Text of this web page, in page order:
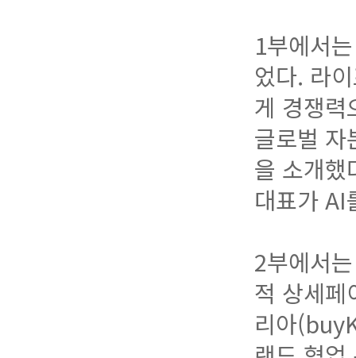
1부에서
었다. 라
게 경쟁력
글로벌 자
을 소개했
대표가 AI
2부에서
적 상세페
리아